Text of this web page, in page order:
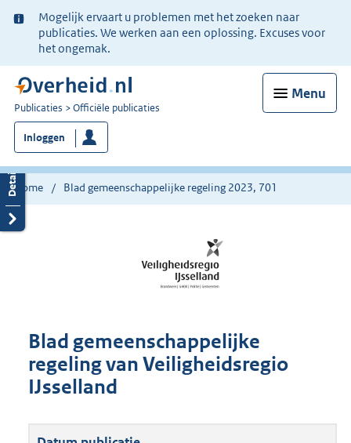
Ter
informatie:
Mogelijk ervaart u problemen met het zoeken naar
publicaties. We werken aan een oplossing. Excuses voor
het ongemak.
Menu
U
bent
nu
hier:
Publicaties Officiële publicaties
Inloggen
Home Blad gemeenschappelijke regeling 2023, 701
Blad gemeenschappelijke
regeling van Veiligheidsregio
IJsselland